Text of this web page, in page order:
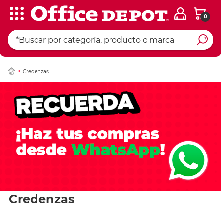
0
Credenzas
Credenzas